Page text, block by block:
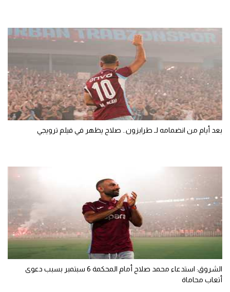
بعد أيام من انضمامه لـ طرابزون.. صلاح يظهر في فيلم ترويجي
الشروق: استدعاء محمد صلاح أمام المحكمة 6 سبتمبر بسبب دعوى
أتعاب محاماة